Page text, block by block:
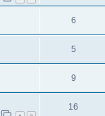
6
5
9
16